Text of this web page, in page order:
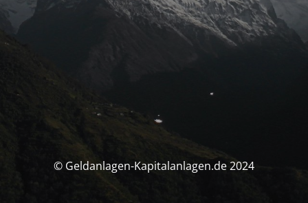
© Geldanlagen-Kapitalanlagen.de 2024